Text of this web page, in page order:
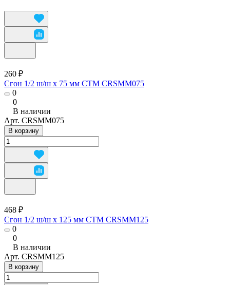
260 ₽
Сгон 1/2 ш/ш х 75 мм CTM CRSMM075
0
0
В наличии
Арт. CRSMM075
В корзину
468 ₽
Сгон 1/2 ш/ш х 125 мм CTM CRSMM125
0
0
В наличии
Арт. CRSMM125
В корзину